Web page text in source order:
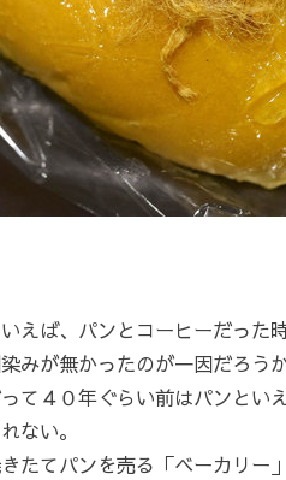
えば、パンとコーヒーだった
みが無かったのが一因だろうか
４０年ぐらい前はパンとい
ない。
たてパンを売る「ベーカリ